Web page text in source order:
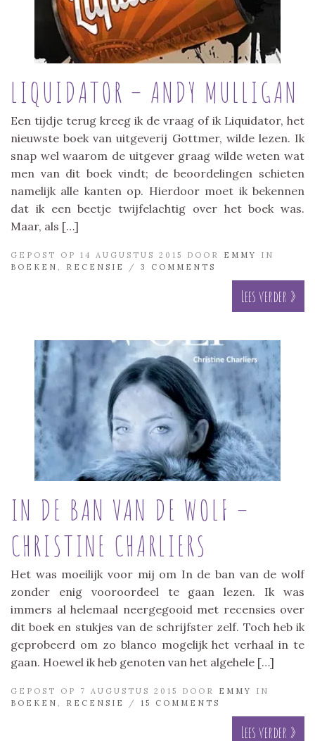
LIQUIDATOR – ANDY MULLIGAN
Een tijdje terug kreeg ik de vraag of ik Liquidator, het
nieuwste boek van uitgeverij Gottmer, wilde lezen. Ik
snap wel waarom de uitgever graag wilde weten wat
men van dit boek vindt; de beoordelingen schieten
namelijk alle kanten op. Hierdoor moet ik bekennen
dat ik een beetje twijfelachtig over het boek was.
Maar, als […]
GEPOST OP 14 AUGUSTUS 2015 DOOR EMMY
IN
BOEKEN
RECENSIE / 3 COMMENTS
Lees verder »
IN DE BAN VAN DE WOLF –
CHRISTINE CHARLIERS
Het was moeilijk voor mij om In de ban van de wolf
zonder enig vooroordeel te gaan lezen. Ik was
immers al helemaal neergegooid met recensies over
dit boek en stukjes van de schrijfster zelf. Toch heb ik
geprobeerd om zo blanco mogelijk het verhaal in te
gaan. Hoewel ik heb genoten van het algehele […]
GEPOST OP 7 AUGUSTUS 2015 DOOR EMMY
IN
BOEKEN
RECENSIE / 15 COMMENTS
Lees verder »